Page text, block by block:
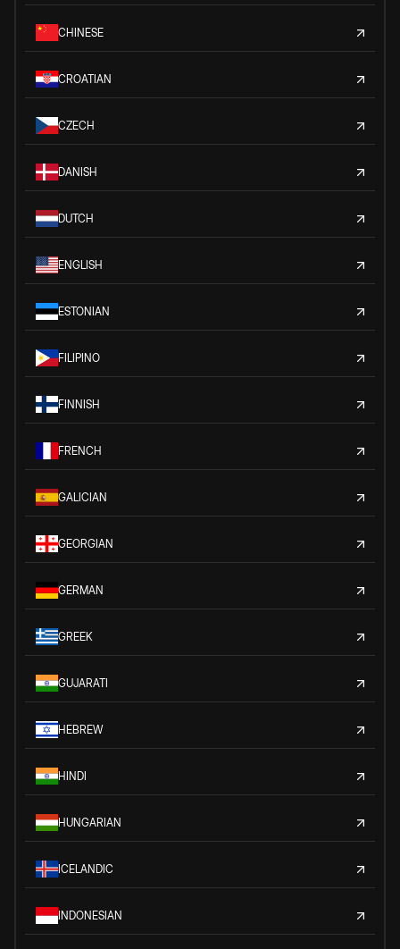
CHINESE
CROATIAN
CZECH
DANISH
DUTCH
ENGLISH
ESTONIAN
FILIPINO
FINNISH
FRENCH
GALICIAN
GEORGIAN
GERMAN
GREEK
GUJARATI
HEBREW
HINDI
HUNGARIAN
ICELANDIC
INDONESIAN